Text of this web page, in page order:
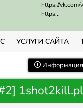
https://vk.com/
https:..
УСЛУГИ САЙТА
1shot2kill.pl